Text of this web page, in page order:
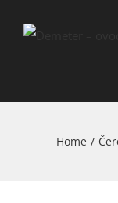
Home /